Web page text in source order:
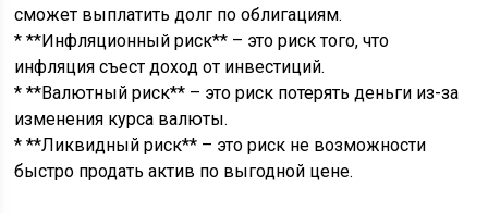
сможет выплатить долг по облигациям.
* **Инфляционный риск** – это риск того, что
инфляция съест доход от инвестиций.
* **Валютный риск** – это риск потерять деньги из-за
изменения курса валюты.
* **Ликвидный риск** – это риск не возможности
быстро продать актив по выгодной цене.